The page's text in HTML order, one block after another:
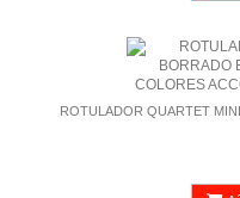
ROTULADOR QUARTET